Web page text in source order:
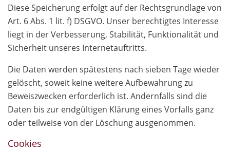
Diese Speicherung erfolgt auf der Rechtsgrundlage von
Art. 6 Abs. 1 lit. f) DSGVO. Unser berechtigtes Interesse
liegt in der Verbesserung, Stabilität, Funktionalität und
Sicherheit unseres Internetauftritts.
Die Daten werden spätestens nach sieben Tage wieder
gelöscht, soweit keine weitere Aufbewahrung zu
Beweiszwecken erforderlich ist. Andernfalls sind die
Daten bis zur endgültigen Klärung eines Vorfalls ganz
oder teilweise von der Löschung ausgenommen.
Cookies